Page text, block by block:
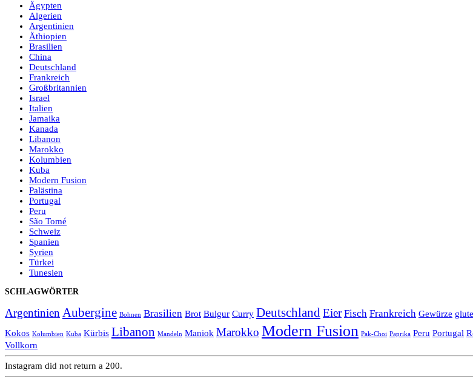
Ägypten
Algerien
Argentinien
Äthiopien
Brasilien
China
Deutschland
Frankreich
Großbritannien
Israel
Italien
Jamaika
Kanada
Libanon
Marokko
Kolumbien
Kuba
Modern Fusion
Palästina
Portugal
Peru
São Tomé
Schweiz
Spanien
Syrien
Türkei
Tunesien
SCHLAGWÖRTER
ArgentinienAubergine Bohnen Brasilien Brot Bulgur Curry DeutschlandEier Fisch Frankreich Gewürze
Kokos Kolumbien Kuba Kürbis Libanon Mandeln Maniok Marokko Modern Fusion Pak-Choi Paprika Peru Portugal
Vollkorn
Instagram did not return a 200.